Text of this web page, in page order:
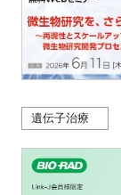
遺伝子治療